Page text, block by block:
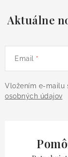
Aktuálne
Email
Vložením e-mailu
osobných údajov